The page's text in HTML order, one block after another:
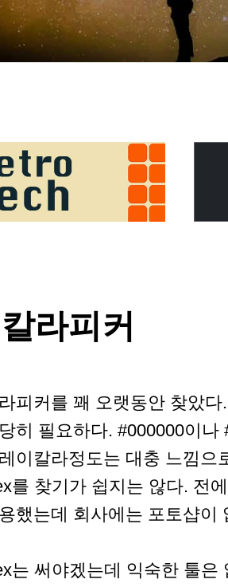
라피커
피커를 꽤 오랫동안 찾았
히 필요하다. #000000이
이칼라정도는 대충 느낌으
를 찾기가 쉽지는 않다. 전
했는데 회사에는 포토샵이
는 써야겠는데 익숙한 툴은